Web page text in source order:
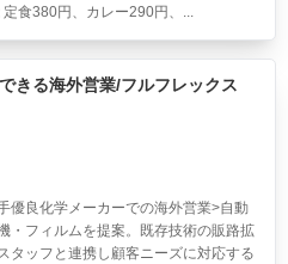
食380円、カレー290円、...
きる海外営業/フルフレックス
優良化学メーカーでの海外営業>自動
・フィルムを提案。既存技術の販路拡
タッフと連携し顧客ニーズに対応する